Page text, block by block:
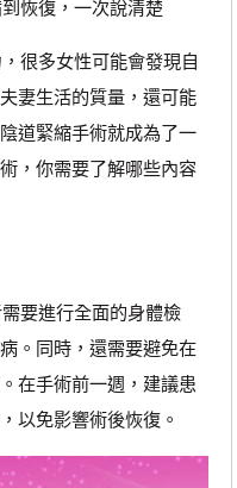
恢復，一次說清楚
多女性可能會發現自
妻生活的質量，還可能
道緊縮手術就成為了一
，你需要了解哪些內容
要進行全面的身體檢
。同時，還需要避免在
在手術前一週，建議患
以免影響術後恢復。